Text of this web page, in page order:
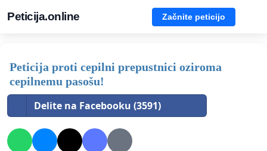
Peticija.online Začnite peticijo
Peticija proti cepilni prepustnici oziroma
cepilnemu pasošu!
Delite na Facebooku (3591)